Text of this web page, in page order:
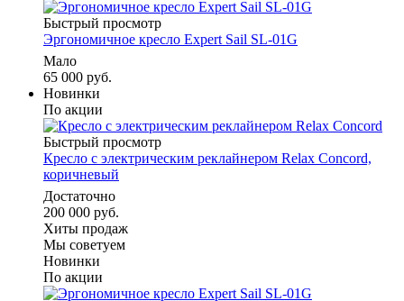
Быстрый просмотр
Эргономичное кресло Expert Sail SL-01G
Мало
65 000 руб.
Новинки
По акции
Быстрый просмотр
Кресло с электрическим реклайнером Relax Concord,
коричневый
Достаточно
200 000 руб.
Хиты продаж
Мы советуем
Новинки
По акции